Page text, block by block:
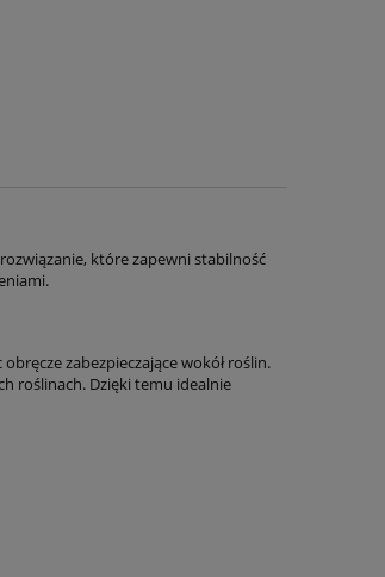
które zapewni stabilność
zabezpieczające wokół roślin.
roślinach. Dzięki temu idealnie